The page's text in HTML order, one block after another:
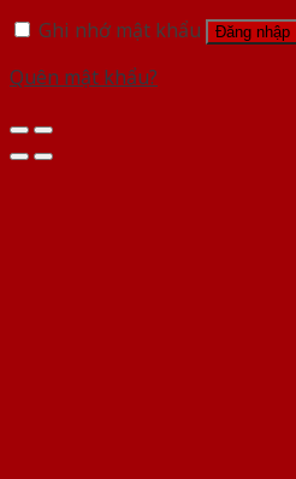
Ghi nhớ mật khẩu
Đăng nhập
Quên mật khẩu?